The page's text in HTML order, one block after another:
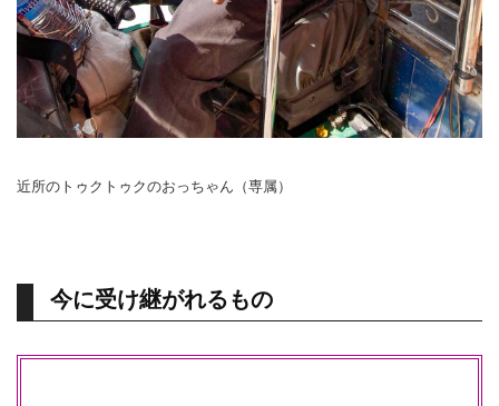
近所のトゥクトゥクのおっちゃん（専属）
今に受け継がれるもの